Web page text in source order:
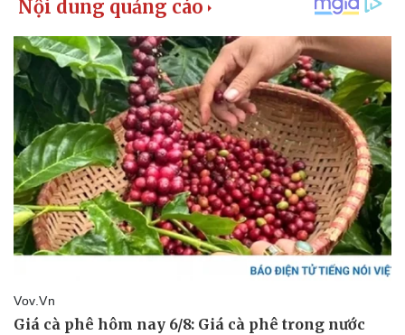
Doanh nghiệp
Công nghệ